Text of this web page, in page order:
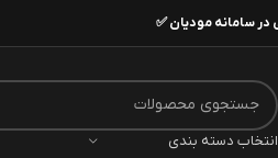
انتخاب دسته بندی